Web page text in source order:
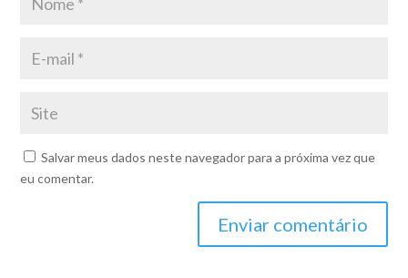
Salvar meus dados neste navegador para a próxima vez que
eu comentar.
Enviar comentário